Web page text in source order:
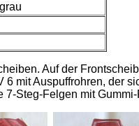
Auf der
6 mit Auspuffrohren, der
7-Steg-Felgen mit